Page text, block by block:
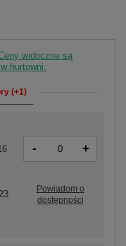
widoczne są
hurtowni.
(+1)
- +
Powiadom o
dostępności